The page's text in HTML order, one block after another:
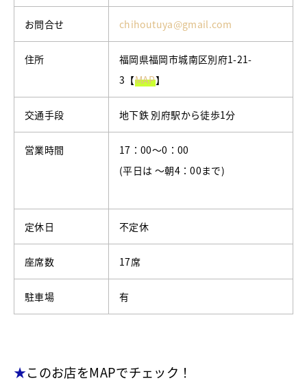
お問合せ chihoutuya@gmail.com
住所
福岡県福岡市城南区別府1-21-
3【MAP】
交通手段 地下鉄 別府駅から徒歩1分
営業時間
17：00～0：00
(平日は ～朝4：00まで)
定休日 不定休
座席数 17席
駐車場 有
★このお店をMAPでチェック！